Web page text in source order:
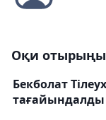
Оқи
Бекболат
тағайындалды